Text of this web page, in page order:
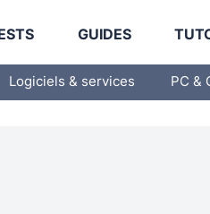
GUIDES
Logiciels & services PC &